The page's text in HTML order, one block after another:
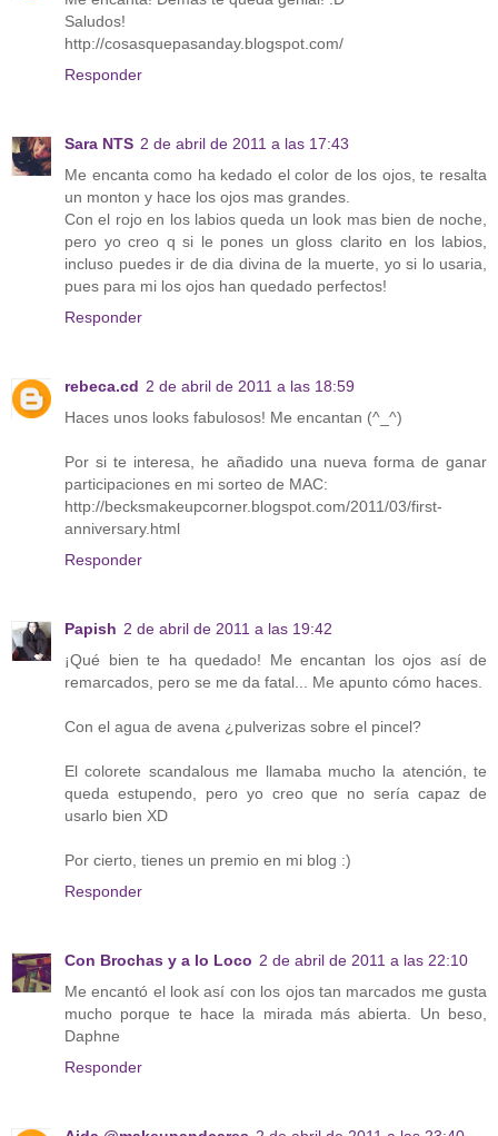
Saludos!
http://cosasquepasanday.blogspot.com/
Responder
Sara NTS 2 de abril de 2011 a las 17:43
Me encanta como ha kedado el color de los ojos, te resalta
un monton y hace los ojos mas grandes.
Con el rojo en los labios queda un look mas bien de noche,
pero yo creo q si le pones un gloss clarito en los labios,
incluso puedes ir de dia divina de la muerte, yo si lo usaria,
pues para mi los ojos han quedado perfectos!
Responder
rebeca.cd 2 de abril de 2011 a las 18:59
Haces unos looks fabulosos! Me encantan (^_^)
Por si te interesa, he añadido una nueva forma de ganar
participaciones en mi sorteo de MAC:
http://becksmakeupcorner.blogspot.com/2011/03/first-
anniversary.html
Responder
Papish 2 de abril de 2011 a las 19:42
¡Qué bien te ha quedado! Me encantan los ojos así de
remarcados, pero se me da fatal... Me apunto cómo haces.
Con el agua de avena ¿pulverizas sobre el pincel?
El colorete scandalous me llamaba mucho la atención, te
queda estupendo, pero yo creo que no sería capaz de
usarlo bien XD
Por cierto, tienes un premio en mi blog :)
Responder
Con Brochas y a lo Loco 2 de abril de 2011 a las 22:10
Me encantó el look así con los ojos tan marcados me gusta
mucho porque te hace la mirada más abierta. Un beso,
Daphne
Responder